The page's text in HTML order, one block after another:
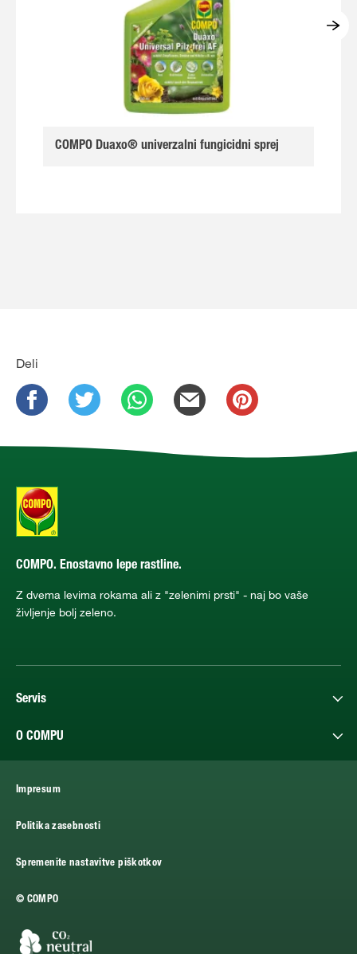
COMPO Duaxo® univerzalni fungicidni sprej
Deli
COMPO. Enostavno lepe rastline.
Z dvema levima rokama ali z "zelenimi prsti" - naj bo vaše
življenje bolj zeleno.
Servis
O COMPU
Impresum
Politika zasebnosti
Spremenite nastavitve piškotkov
© COMPO